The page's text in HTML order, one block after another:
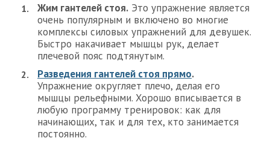
Жим гантелей стоя. Это упражнение является
очень популярным и включено во многие
комплексы силовых упражнений для девушек.
Быстро накачивает мышцы рук, делает
плечевой пояс подтянутым.
Разведения гантелей стоя прямо.
Упражнение округляет плечо, делая его
мышцы рельефными. Хорошо вписывается в
любую программу тренировок: как для
начинающих, так и для тех, кто занимается
постоянно.